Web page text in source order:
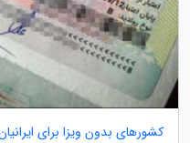
کشورهای بدون ویزا برای